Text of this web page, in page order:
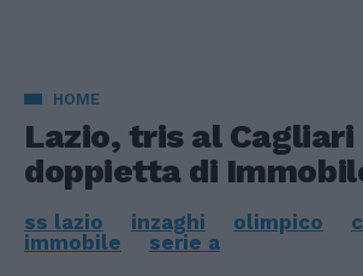
HOME
Lazio, tris al Cagliari
doppietta di
ss lazio inzaghi olimpico
immobile
serie a